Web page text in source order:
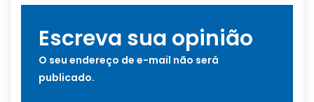
Escreva sua opinião
O seu endereço de e-mail não será
publicado.